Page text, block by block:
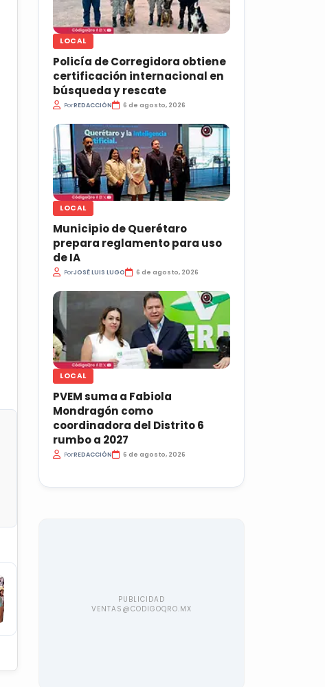
LOCAL
Policía de Corregidora obtiene
certificación internacional en
búsqueda y rescate
PorREDACCIÓN 6 de agosto, 2026
LOCAL
Municipio de Querétaro
prepara reglamento para uso
de IA
PorJOSÉ LUIS LUGO 6 de agosto, 2026
LOCAL
PVEM suma a Fabiola
Mondragón como
coordinadora del Distrito 6
rumbo a 2027
PorREDACCIÓN 6 de agosto, 2026